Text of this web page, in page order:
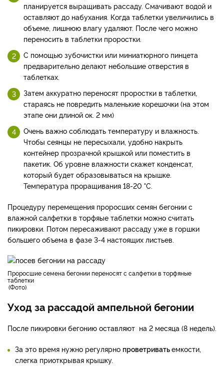
планируется выращивать рассаду. Смачивают водой и
оставляют до набухания. Когда таблетки увеличились в
объеме, лишнюю влагу удаляют. После чего можно
переносить в таблетки проростки.
С помощью зубочистки или миниатюрного пинцета
предварительно делают небольшие отверстия в
таблетках.
Затем аккуратно переносят проростки в таблетки,
стараясь не повредить маленькие корешочки (на этом
этапе они длиной ок. 2 мм)
Очень важно соблюдать температуру и влажность.
Чтобы сеянцы не пересыхали, удобно накрыть
контейнер прозрачной крышкой или поместить в
пакетик. Об уровне влажности скажет конденсат,
который будет образовываться на крышке.
Температура проращивания 18-20 °C.
Процедуру перемещения проросших семян бегонии с
влажной салфетки в торфяые таблетки можно считать
пикировки. Потом пересаживают рассаду уже в горшки
большего объема в фазе 3-4 настоящих листьев.
Проросшие семена бегонии переносят с салфетки в торфяные
таблетки
Фото
Уход за рассадой ампельной бегонии
После пикировки бегонию оставляют на 2 месяца (8 недель).
За это время нужно регулярно проветриватьемкости,
слегка приоткрывая крышку.